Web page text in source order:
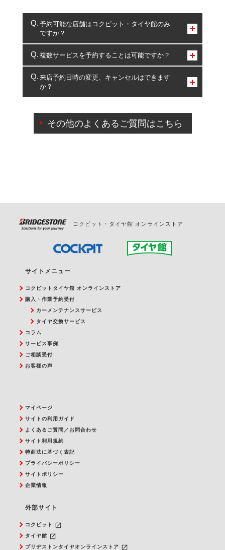
予約可能な店舗はコクピット・タイヤ館のみ
ですか？
コクピット・タイヤ館のみとなります。
複数サービスを予約することは可能ですか？
複数サービスのご予約は可能です。
一部の商品・サービスの組み合わせに限り、同時にご予約が
出来ないものもございます。
来店予約日時の変更、キャンセルはできます
か？
ご来店予約日の3営業日前を過ぎている場合のご予約
の日時変更につきましては、直接ご予約の店舗まで
その他のよくあるご質問はこちら
コクピット・タイヤ館 オンラインストア
サイトメニュー
コクピットタイヤ館 オンラインストア
購入・作業予約受付
カーメンテナンスサービス
タイヤ交換サービス
コラム
サービス事例
ご相談受付
お客様の声
マイページ
サイトの利用ガイド
よくあるご質問／お問合わせ
サイト利用規約
特商法に基づく表記
プライバシーポリシー
サイトポリシー
企業情報
外部サイト
コクピット launch
タイヤ館 launch
ブリヂストンタイヤオンラインストア launch